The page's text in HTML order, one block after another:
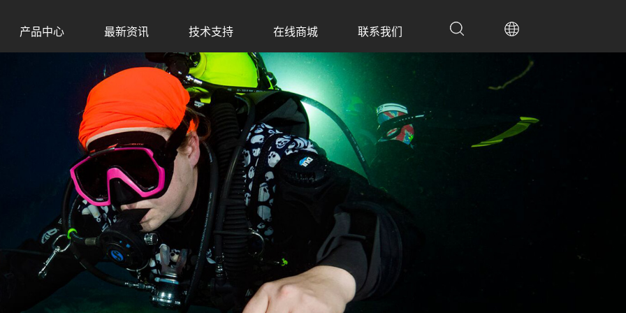
产品中心 最新资讯 技术支持 在线商城 联系我们